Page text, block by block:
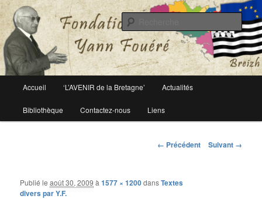
Fondation Yann Fouéré
Le site officiel de la fondation Yann Fouéré
principal
Aller
au
Accueil ‘L’AVENIR de la Bretagne’ Actualités
Bibliothèque Contactez-nous Liens
Navigation
← Précédent Suivant →
Publié leaoût 30, 2009 à1577 × 1200dansTextes
divers par Y.F.